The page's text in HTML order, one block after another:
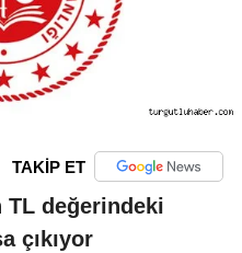
TAKİP ET
TL değerindeki
çıkıyor